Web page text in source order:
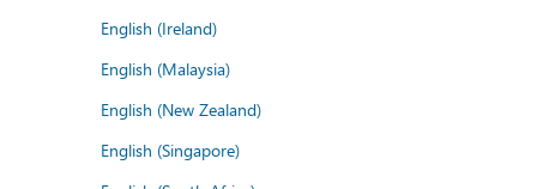
English (Ireland)
English (Malaysia)
English (New Zealand)
English (Singapore)